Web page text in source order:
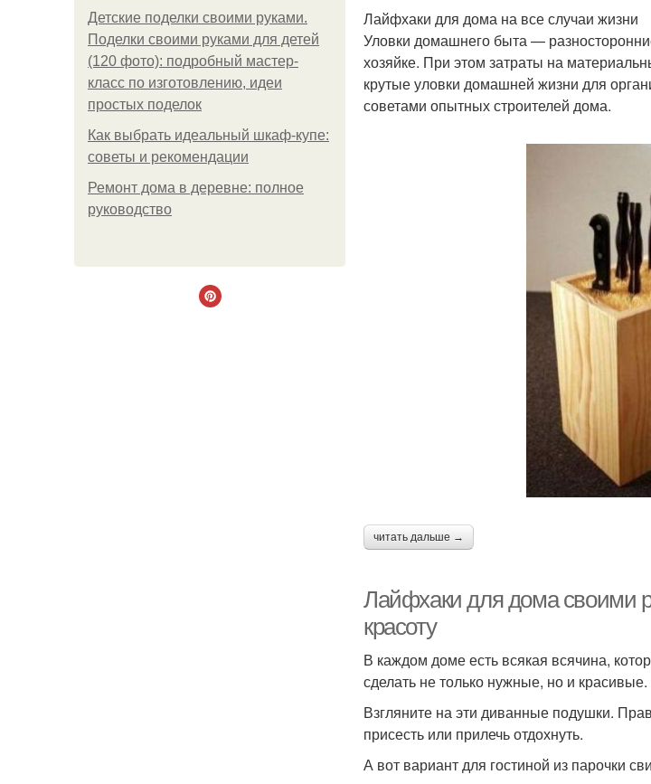
Детские поделки своими руками.
Поделки своими руками для детей
(120 фото): подробный мастер-
класс по изготовлению, идеи
простых поделок
Как выбрать идеальный шкаф-купе:
советы и рекомендации
Ремонт дома в деревне: полное
руководство
Лайфхаки для дома на все случаи жизни
Уловки домашнего быта —
хозяйке. При этом затраты на
крутые уловки домашней жизни для
советами опытных строителей дома.
читать дальше →
Лайфхаки для дома своими
красоту
В каждом доме есть всякая всячина,
сделать не только нужные, но и
Взгляните на эти диванные подушки.
присесть или прилечь отдохнуть.
А вот вариант для гостиной из парочки